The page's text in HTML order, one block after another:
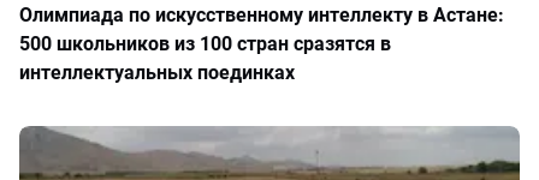
Олимпиада по искусственному интеллекту в Астане:
500 школьников из 100 стран сразятся в
интеллектуальных поединках